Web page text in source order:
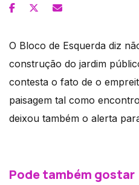
O Bloco de Esquerda diz
construção do jardim
contesta o fato de o
paisagem tal como
deixou também o alerta
Pode também gostar